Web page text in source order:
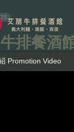
25
排餐酒
Promotion Video